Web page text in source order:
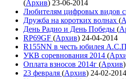
(Архив) 23-06-2014
Любителям цифровых видов
Дружба на коротких волнах (
День Радио и День Победы (
RP69GF (Архив) 24-04-2014
R155NN в честь юбилея
УКВ соревнования 2014 (
Оплата взносов 2014г (Архив)
23 февраля (Архив) 24-02-2014